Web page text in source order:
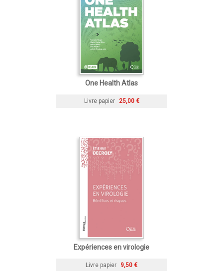
One Health Atlas
Livre papier 25,00 €
Expériences en virologie
Livre papier 9,50 €